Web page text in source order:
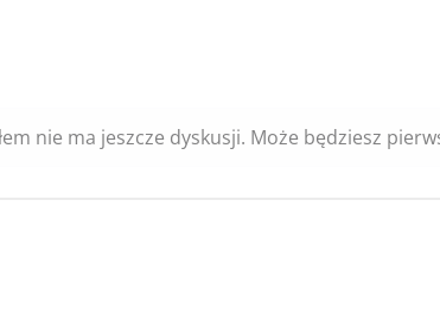
nie ma jeszcze dyskusji. Może będziesz